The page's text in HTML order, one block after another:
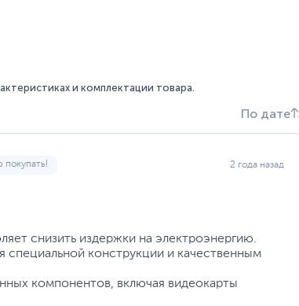
напряжения (UVP), От перегрузки (OPP/OLP), От
Плоские черные кабели
1.6 кг
3.1 кг
и комплектации товара.
По дате
покупать! 2 года назад
снизить издержки на электроэнергию.
конструкции и качественным
компонентов, включая видеокарты